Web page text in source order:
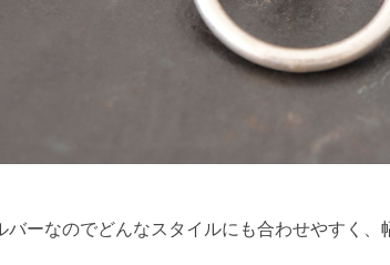
バーなのでどんなスタイルにも合わせやすく、